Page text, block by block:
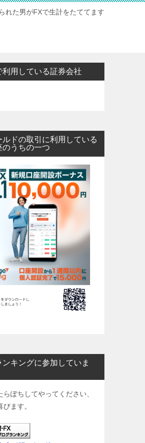
れた男がFXで生計をたててます
利用している証券会社
ルドの取引に利用している
のうちの一つ
ンキングに参加していま
らぽちしてやってください、
ます。